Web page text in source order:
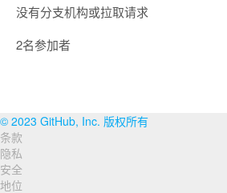
没有分支机构或拉取请求
2名参加者
© 2023 GitHub, Inc. 版权所有
页
脚
条款
隐私
安全
地位